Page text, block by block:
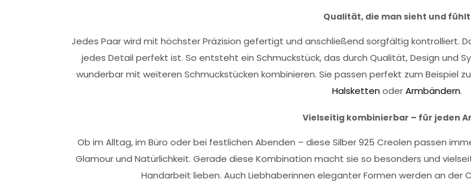
Qualität, die man sieht und fühlt
Jedes Paar wird mit höchster Präzision gefertigt und anschließend sorgfältig kontrolliert.
jedes Detail perfekt ist. So entsteht ein Schmuckstück, das durch Qualität, Design und
wunderbar mit weiteren Schmuckstücken kombinieren. Sie passen perfekt zum Beispiel
HalskettenoderArmbändern.
Vielseitig kombinierbar – für jeden
Ob im Alltag, im Büro oder bei festlichen Abenden – diese Silber 925 Creolen passen
Glamour und Natürlichkeit. Gerade diese Kombination macht sie so besonders und
Handarbeit lieben. Auch Liebhaberinnen eleganter Formen werden an der